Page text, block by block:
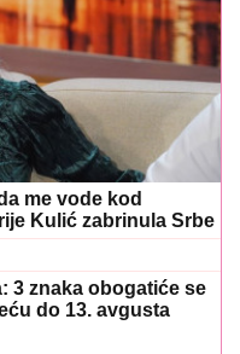
me vode kod
Kulić zabrinula Srbe
3 znaka obogatiće se
do 13. avgusta